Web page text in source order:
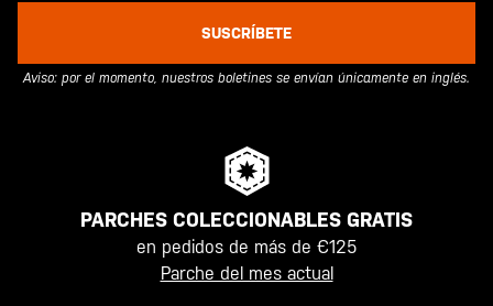
SUSCRÍBETE
Aviso: por el momento, nuestros boletines se envían únicamente en inglés.
PARCHES COLECCIONABLES GRATIS
en pedidos de más de €125
Parche del mes actual